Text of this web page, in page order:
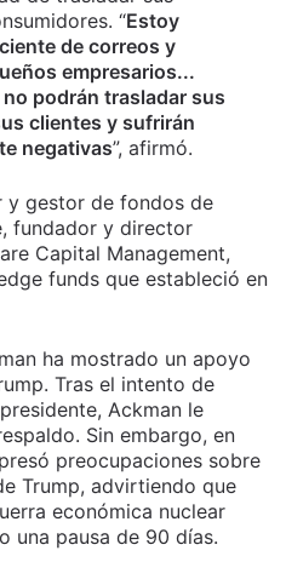
“Estoy
de correos y
empresarios...
podrán trasladar sus
clientes y sufrirán
negativas”, afirmó.
y gestor de fondos de
fundador y director
Capital Management,
funds que estableció en
ha mostrado un apoyo
Tras el intento de
Ackman le
Sin embargo, en
preocupaciones sobre
Trump, advirtiendo que
económica nuclear
una pausa de 90 días.